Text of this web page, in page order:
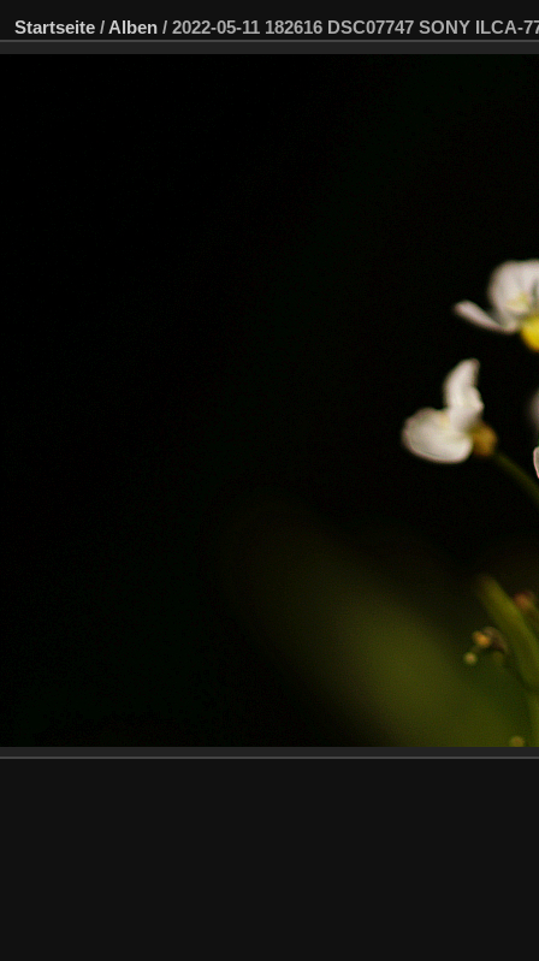
Startseite / Alben / 2022-05-11 182616 DSC07747 SONY ILCA-